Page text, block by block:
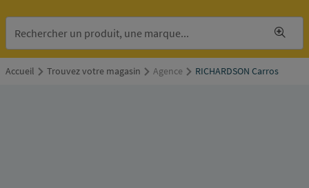
Accueil Trouvez votre magasin Agence RICHARDSON Carros